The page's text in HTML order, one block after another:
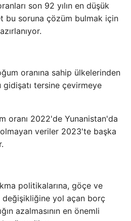
son 92 yılın en düşük
bu soruna çözüm bulmak için
oranına sahip ülkelerinden
tersine çevirmeye
oranı 2022'de Yunanistan'da
veriler 2023'te başka
politikalarına, göçe ve
değişikliğine yol açan borç
azalmasının en önemli